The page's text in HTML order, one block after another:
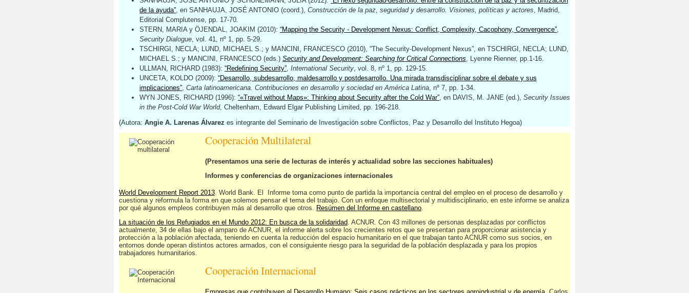
de la ayuda”, en SANHAUJA, JOSÉ ANTONIO (coord.), Construcción de la paz, seguridad y desarrollo. Visiones, políticas y actores, Madrid,
Editorial Complutense, pp. 17-70.
STERN, MARIA y ÖJENDAL, JOAKIM (2010): “Mapping the Security - Development Nexus: Conflict, Complexity, Cacophony, Convergence”,
Security Dialogue, vol. 41, nº 1, pp. 5-29.
TSCHIRGI, NECLA; LUND, MICHAEL S.; y MANCINI, FRANCESCO (2010), “The Security-Development Nexus”, en TSCHIRGI, NECLA; LUND,
MICHAEL S.; y MANCINI, FRANCESCO (eds.) Security and Development: Searching for Critical Connections, Lyenne Rienner, pp.1-16.
ULLMAN, RICHARD (1983): “Redefining Security”, International Security, vol. 8, nº 1, pp. 129-15.
UNCETA, KOLDO (2009): “Desarrollo, subdesarrollo, maldesarrollo y postdesarrollo. Una mirada transdisciplinar sobre el debate y sus
implicaciones”, Carta latinoamericana. Contribuciones en desarrollo y sociedad en América Latina, nº 7, pp. 1-34.
WYN JONES, RICHARD (1996): “«Travel without Maps»: Thinking about Security after the Cold War”, en DAVIS, M. JANE (ed.), Security Issues
in the Post-Cold War World, Cheltenham, Edward Elgar Publishing Limited, pp. 196-218.
(Autora: Angie A. Larenas Álvarez es integrante del Seminario de Investigación sobre Conflictos, Paz y Desarrollo del Instituto Hegoa)
Cooperación Multilateral
(Presentamos una serie de lecturas de interés y actualidad sobre las secciones habituales)
Informes y conferencias de organizaciones internacionales
World Development Report 2013. World Bank. El Informe toma como punto de partida la importancia central del empleo en el proceso de desarrollo y
cuestiona y reformula la forma en que solemos pensar el tema del trabajo. Con un enfoque multisectorial y multidisciplinario, en este informe se analiza
por qué algunos empleos contribuyen más al desarrollo que otros. Resúmen del Informe en castellano.
La situación de los Refugiados en el Mundo 2012: En busca de la solidaridad. ACNUR. Con 43 millones de personas desplazadas por conflictos
actualmente, 34 de ellas bajo el amparo de ACNUR, el informe alerta sobre los crecientes retos que se presentan para proporcionar asistencia y
protección a la población afectada, teniendo en cuenta la reducción del espacio humanitario en el que trabajan tanto ACNUR como sus socios, en
entornos donde operan distintos actores armados, con el consiguiente riesgo para la seguridad de la población desplazada y para los propios
trabajadores humanitarios.
Cooperación Internacional